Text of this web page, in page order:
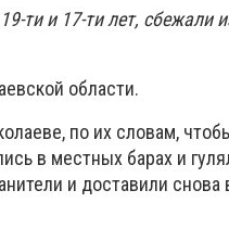
ти и 17-ти лет, сбежали
области.
по их словам,
в местных барах и
и доставили снова